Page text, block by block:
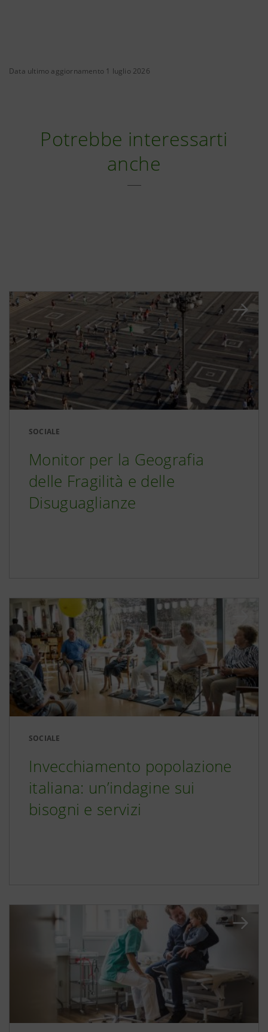
Data ultimo aggiornamento 1 luglio 2026
Potrebbe interessarti
anche
SOCIALE
Monitor per la Geografia
delle Fragilità e delle
Disuguaglianze
SOCIALE
Invecchiamento popolazione
italiana: un’indagine sui
bisogni e servizi